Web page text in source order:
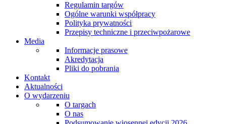
Regulamin targów
Ogólne warunki współpracy
Polityka prywatności
Przepisy techniczne i przeciwpożarowe
Media
Informacje prasowe
Akredytacja
Pliki do pobrania
Kontakt
Aktualności
O wydarzeniu
O targach
O nas